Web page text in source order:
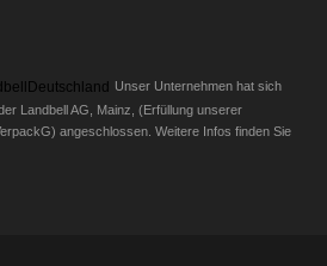
Unser Unternehmen hat sich
Landbell AG, Mainz, (Erfüllung unserer
angeschlossen. Weitere Infos finden Sie